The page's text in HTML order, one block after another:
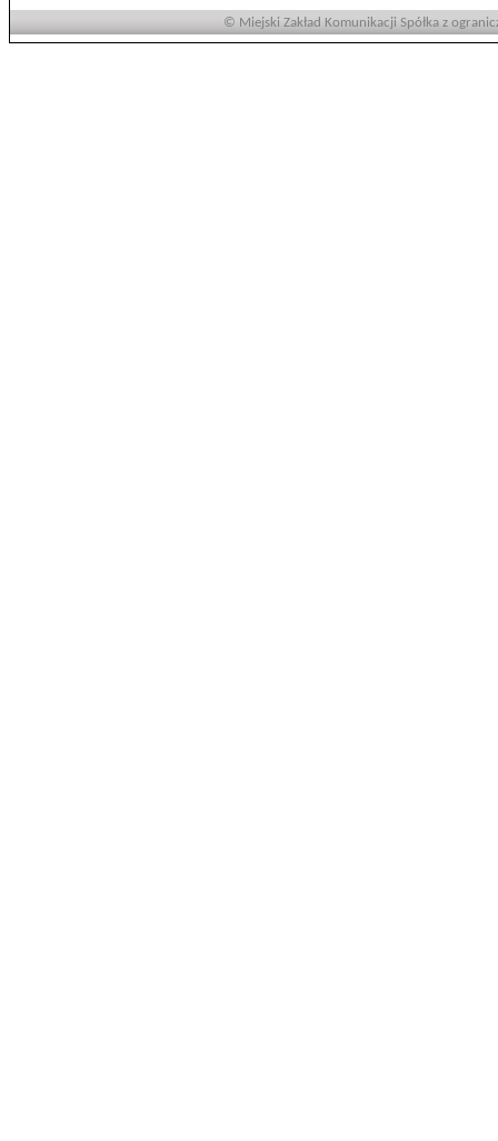
© Miejski Zakład Komunikacji Spółka z